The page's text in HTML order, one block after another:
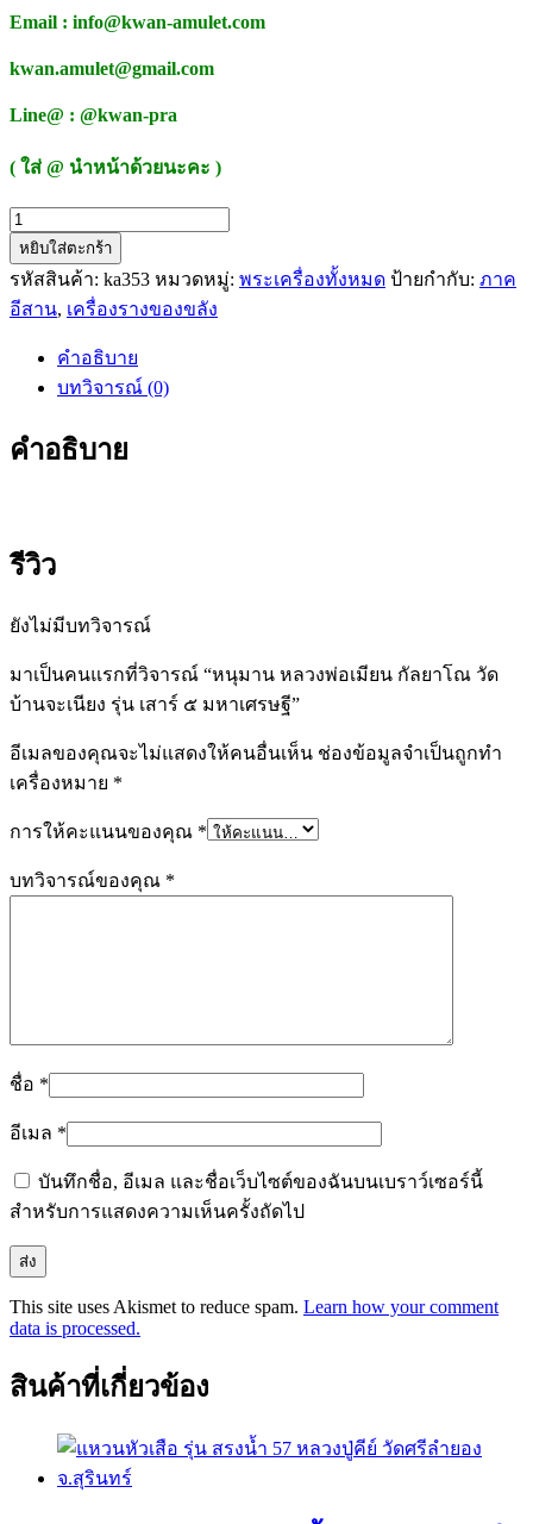
Email : info@kwan-amulet.com
kwan.amulet@gmail.com
Line@ : @kwan-pra
( ใส่ @ นำหน้าด้วยนะคะ )
จำนวน
หนุมาน
หลวง
พ่อ
วัด
เนียง
รุ่น
๕
มหา
เศรษฐี
หยิบใส่ตะกร้า
รหัสสินค้า: ka353 หมวดหมู่: พระเครื่องทั้งหมด ป้ายกำกับ: ภาค
อีสาน, เครื่องรางของขลัง
คำอธิบาย
บทวิจารณ์ (0)
คำอธิบาย
รีวิว
ยังไม่มีบทวิจารณ์
มาเป็นคนแรกที่วิจารณ์ “หนุมาน หลวงพ่อเมียน กัลยาโณ วัด
บ้านจะเนียง รุ่น เสาร์ ๕ มหาเศรษฐี”
อีเมลของคุณจะไม่แสดงให้คนอื่นเห็น ช่องข้อมูลจำเป็นถูกทำ
เครื่องหมาย *
การให้คะแนนของคุณ *
บทวิจารณ์ของคุณ *
ชื่อ *
อีเมล *
บันทึกชื่อ, อีเมล และชื่อเว็บไซต์ของฉันบนเบราว์เซอร์นี้
สำหรับการแสดงความเห็นครั้งถัดไป
This site uses Akismet to reduce spam. Learn how your comment
data is processed.
สินค้าที่เกี่ยวข้อง